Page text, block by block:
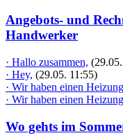
Angebots- und
Handwerker
· Hallo zusammen,
· Hey, (29.05. 11:55)
· Wir haben einen
· Wir haben einen
Wo gehts im